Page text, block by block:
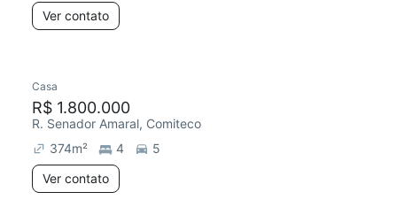
Ver contato
Casa
R$ 1.800.000
R. Senador Amaral, Comiteco
374m² 4
5
Ver contato